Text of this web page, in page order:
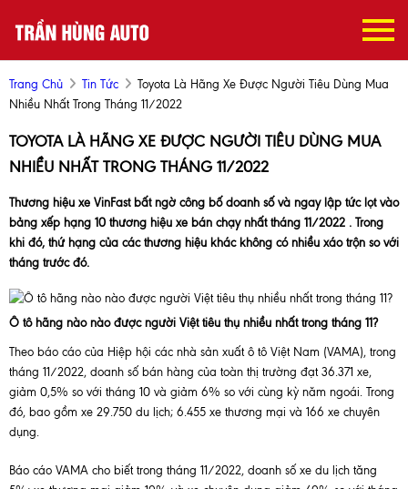
Trang Chủ Tin Tức
Toyota Là Hãng Xe Được Người Tiêu Dùng Mua
Nhiều Nhất Trong Tháng 11/2022
TOYOTA LÀ HÃNG XE ĐƯỢC NGƯỜI TIÊU DÙNG MUA
NHIỀU NHẤT TRONG THÁNG 11/2022
Thương hiệu xe VinFast bất ngờ công bố doanh số và ngay lập tức lọt vào
bảng xếp hạng 10 thương hiệu xe bán chạy nhất tháng 11/2022 . Trong
khi đó, thứ hạng của các thương hiệu khác không có nhiều xáo trộn so với
tháng trước đó.
Ô tô hãng nào nào được người Việt tiêu thụ nhiều nhất trong tháng 11?
Theo báo cáo của Hiệp hội các nhà sản xuất ô tô Việt Nam (VAMA), trong
tháng 11/2022, doanh số bán hàng của toàn thị trường đạt 36.371 xe,
giảm 0,5% so với tháng 10 và giảm 6% so với cùng kỳ năm ngoái. Trong
đó, bao gồm xe 29.750 du lịch; 6.455 xe thương mại và 166 xe chuyên
dụng.
Báo cáo VAMA cho biết trong tháng 11/2022, doanh số xe du lịch tăng